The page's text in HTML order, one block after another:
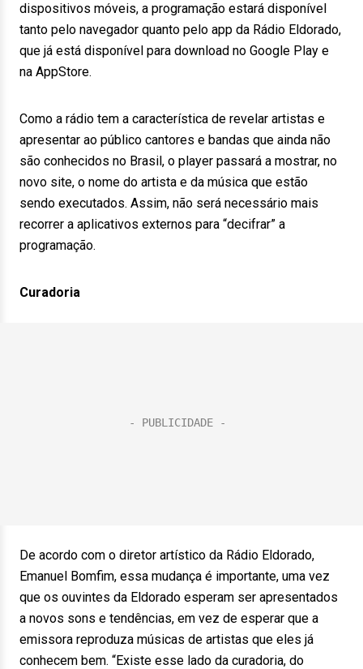
dispositivos móveis, a programação estará disponível
tanto pelo navegador quanto pelo app da Rádio Eldorado,
que já está disponível para download no Google Play e
na AppStore.
Como a rádio tem a característica de revelar artistas e
apresentar ao público cantores e bandas que ainda não
são conhecidos no Brasil, o player passará a mostrar, no
novo site, o nome do artista e da música que estão
sendo executados. Assim, não será necessário mais
recorrer a aplicativos externos para “decifrar” a
programação.
Curadoria
De acordo com o diretor artístico da Rádio Eldorado,
Emanuel Bomfim, essa mudança é importante, uma vez
que os ouvintes da Eldorado esperam ser apresentados
a novos sons e tendências, em vez de esperar que a
emissora reproduza músicas de artistas que eles já
conhecem bem. “Existe esse lado da curadoria, do